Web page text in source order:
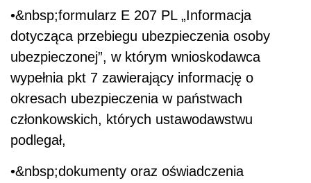
•&nbsp;formularz E 207 PL „Informacja
dotycząca przebiegu ubezpieczenia osoby
ubezpieczonej”, w którym wnioskodawca
wypełnia pkt 7 zawierający informację o
okresach ubezpieczenia w państwach
członkowskich, których ustawodawstwu
podlegał,
•&nbsp;dokumenty oraz oświadczenia